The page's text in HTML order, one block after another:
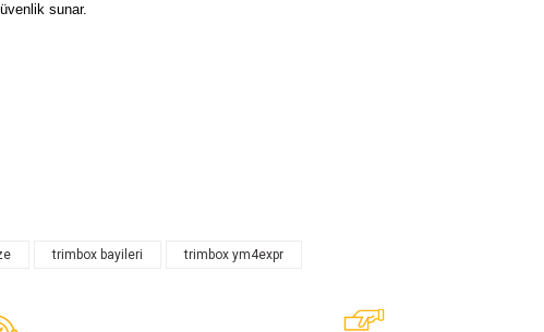
sunar.
trimbox bayileri trimbox ym4expr